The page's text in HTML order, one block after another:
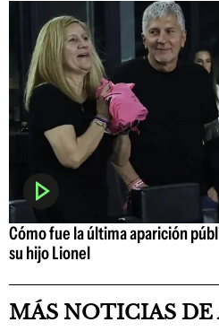
Cómo fue la última aparición
su hijo Lionel
MÁS NOTICIAS